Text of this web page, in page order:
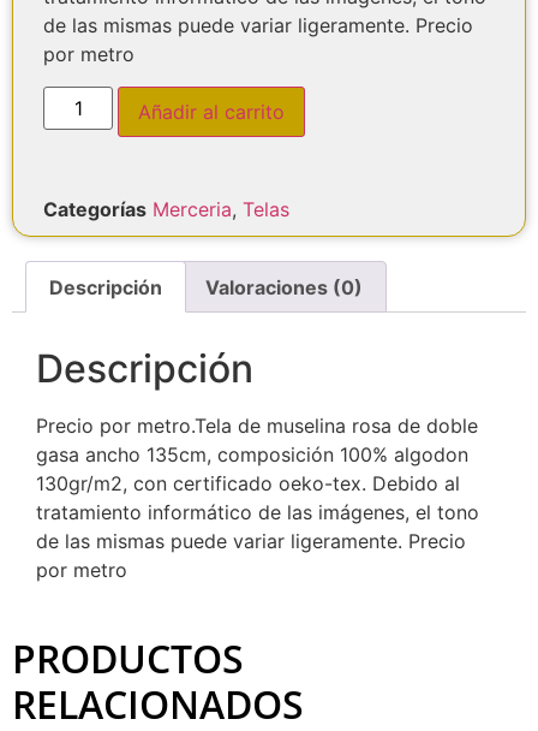
de las mismas puede variar ligeramente. Precio
por metro
Añadir al carrito
Categorías Merceria, Telas
Descripción Valoraciones (0)
Descripción
Precio por metro.Tela de muselina rosa de doble
gasa ancho 135cm, composición 100% algodon
130gr/m2, con certificado oeko-tex. Debido al
tratamiento informático de las imágenes, el tono
de las mismas puede variar ligeramente. Precio
por metro
PRODUCTOS
RELACIONADOS